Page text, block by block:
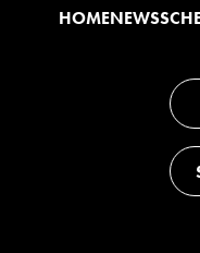
HOMENEWS